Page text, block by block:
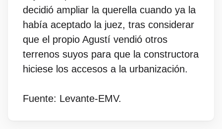
decidió ampliar la querella cuando ya la
había aceptado la juez, tras considerar
que el propio Agustí vendió otros
terrenos suyos para que la constructora
hiciese los accesos a la urbanización.
Fuente: Levante-EMV.